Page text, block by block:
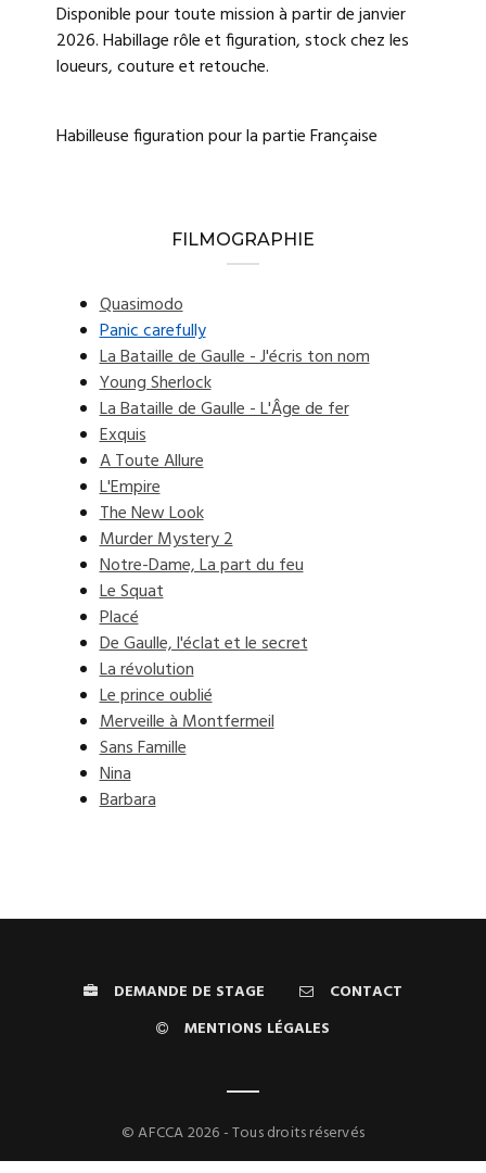
Disponible pour toute mission à partir de janvier
2026. Habillage rôle et figuration, stock chez les
loueurs, couture et retouche.
Habilleuse figuration pour la partie Française
FILMOGRAPHIE
Quasimodo
Panic carefully
La Bataille de Gaulle - J'écris ton nom
Young Sherlock
La Bataille de Gaulle - L'Âge de fer
Exquis
A Toute Allure
L'Empire
The New Look
Murder Mystery 2
Notre-Dame, La part du feu
Le Squat
Placé
De Gaulle, l'éclat et le secret
La révolution
Le prince oublié
Merveille à Montfermeil
Sans Famille
Nina
Barbara
DEMANDE DE STAGE
CONTACT
MENTIONS LÉGALES
© AFCCA 2026 - Tous droits réservés